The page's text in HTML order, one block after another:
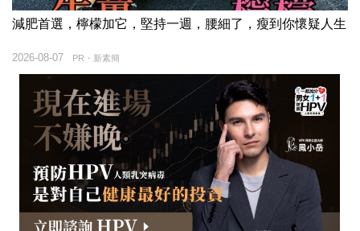
減肥首選，檸檬加它，堅持一週，腰細了，瘦到你懷疑人生
PR・新素簡
2026-08-07